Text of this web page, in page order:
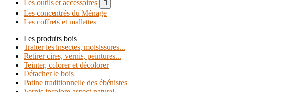
Les outils et accessoires 
Les concentrés du Ménage
Les coffrets et mallettes
Les produits bois
Traiter les insectes, moisissures...
Retirer cires, vernis, peintures...
Teinter, colorer et décolorer
Détacher le bois
Patine traditionnelle des ébénistes